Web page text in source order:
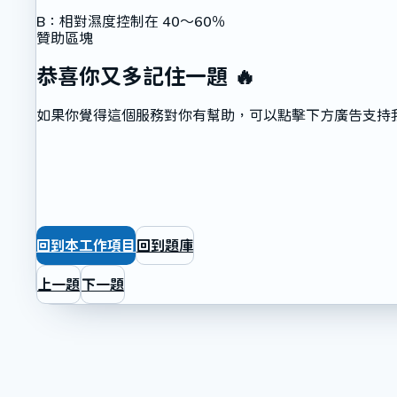
B ： 相對濕度控制在 40～60％
贊助區塊
恭喜你又多記住一題 🔥
如果你覺得這個服務對你有幫助，可以點擊下方廣告支持
回到本工作項目 回到題庫
上一題下一題